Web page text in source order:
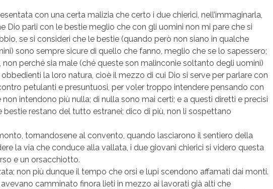
con una certa malizia che certo i due chierici, nell’immaginarla,
Dio parli con le bestie meglio che con gli uomini non mi pare che si
se si consideri che le bestie (quando però non siano in qualche
sono sempre sicure di quello che fanno, meglio che se lo sapessero;
non perché sia male (ché queste son malinconie soltanto degli uomini)
la loro natura, cioè il mezzo di cui Dio si serve per parlare con
petulanti e presuntuosi, per voler troppo intendere pensando con
intendono più nulla; di nulla sono mai certi; e a questi diretti e precisi
bestie restano del tutto estranei; dico di più, non li sospettano
tornandosene al convento, quando lasciarono il sentiero della
la via che conduce alla vallata, i due giovani chierici si videro questa
e un orsacchiotto.
non più dunque il tempo che orsi e lupi scendono affamati dai monti.
camminato finora lieti in mezzo ai lavorati già alti che